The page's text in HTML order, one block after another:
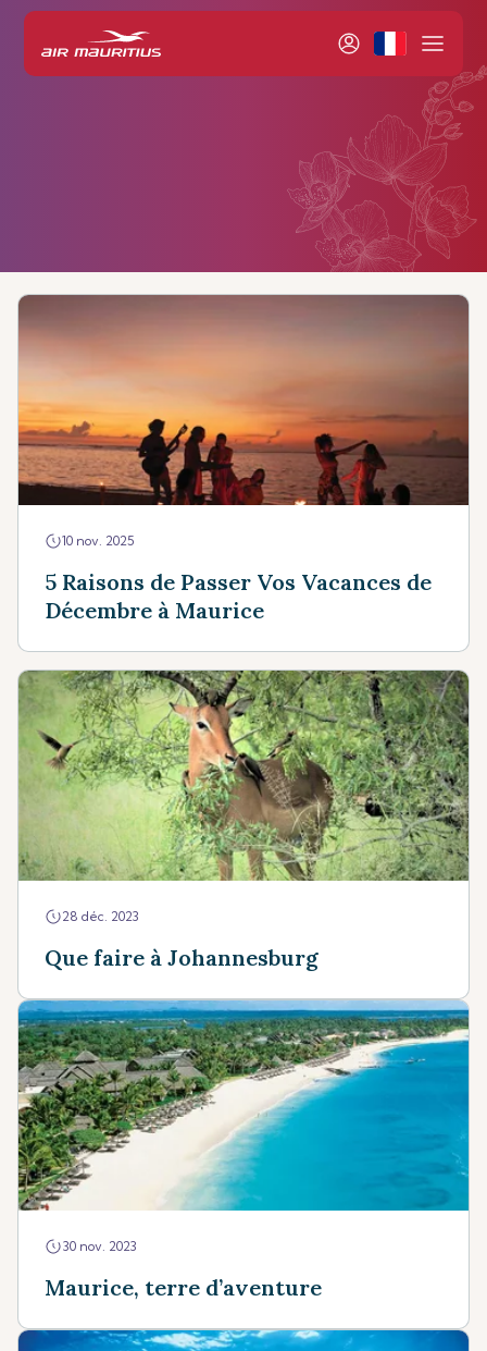
10 nov. 2025
5 Raisons de Passer Vos Vacances de
Décembre à Maurice
28 déc. 2023
Que faire à Johannesburg
30 nov. 2023
Maurice, terre d’aventure